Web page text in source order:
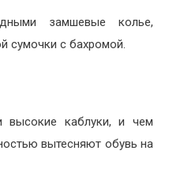
замшевые колье,
сумочки с бахромой.
высокие каблуки, и чем
вытесняют обувь на